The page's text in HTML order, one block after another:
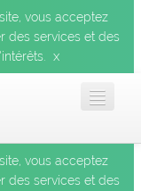
vous acceptez
des services et des
x
Accueil
vous acceptez
des services et des